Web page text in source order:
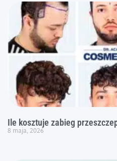
Ile kosztuje zabieg
8 maja, 2026